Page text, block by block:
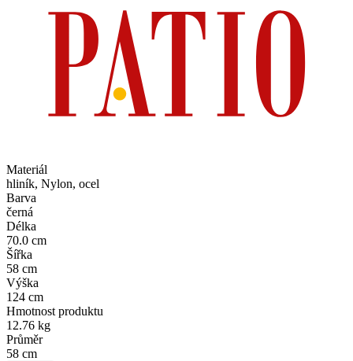
Materiál
hliník, Nylon, ocel
Barva
černá
Délka
70.0 cm
Šířka
58 cm
Výška
124 cm
Hmotnost produktu
12.76 kg
Průměr
58 cm